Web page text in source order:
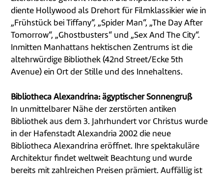
diente Hollywood als Drehort für Filmklassikier wie in
„Frühstück bei Tiffany“, „Spider Man“, „The Day After
Tomorrow“, „Ghostbusters“ und „Sex And The City“.
Inmitten Manhattans hektischen Zentrums ist die
altehrwürdige Bibliothek (42nd Street/Ecke 5th
Avenue) ein Ort der Stille und des Innehaltens.
Bibliotheca Alexandrina: ägyptischer Sonnengruß
In unmittelbarer Nähe der zerstörten antiken
Bibliothek aus dem 3. Jahrhundert vor Christus wurde
in der Hafenstadt Alexandria 2002 die neue
Bibliotheca Alexandrina eröffnet. Ihre spektakuläre
Architektur findet weltweit Beachtung und wurde
bereits mit zahlreichen Preisen prämiert. Auffällig ist